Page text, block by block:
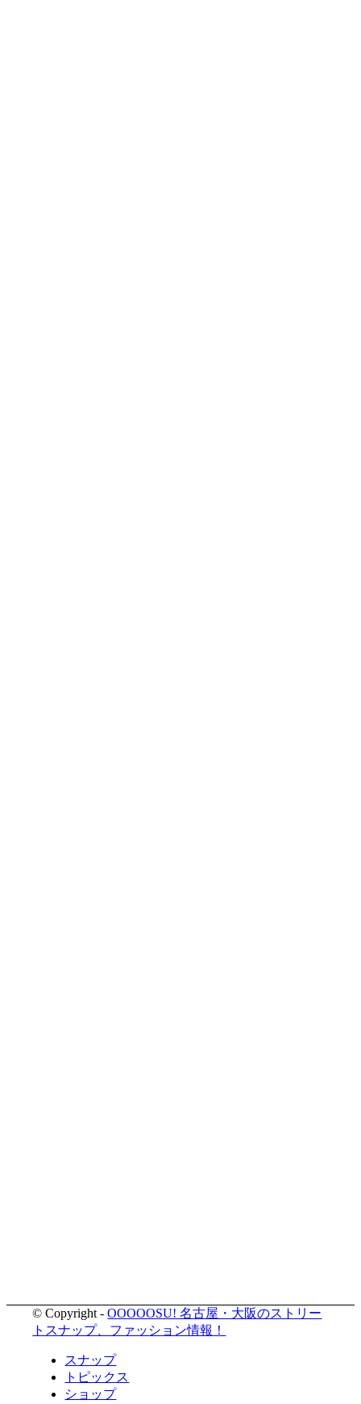
© Copyright -OOOOOSU! 名古屋・大阪のストリー
トスナップ、ファッション情報！
スナップ
トピックス
ショップ